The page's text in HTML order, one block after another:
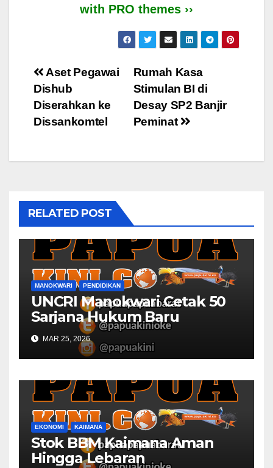
with PRO themes ››
Post
navigation
Rumah Kasa
Stimulan BI di
Desay SP2 Banjir
Peminat
Aset Pegawai
Dishub
Diserahkan ke
Dissankomtel
RELATED POST
MANOKWARI PENDIDIKAN
UNCRI Manokwari Cetak 50
Sarjana Hukum Baru
MAR 25, 2026
EKONOMI KAIMANA
Stok BBM Kaimana Aman
Hingga Lebaran